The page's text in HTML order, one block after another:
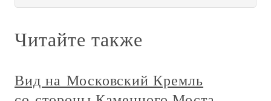
Читайте также
Вид на Московский Кремль